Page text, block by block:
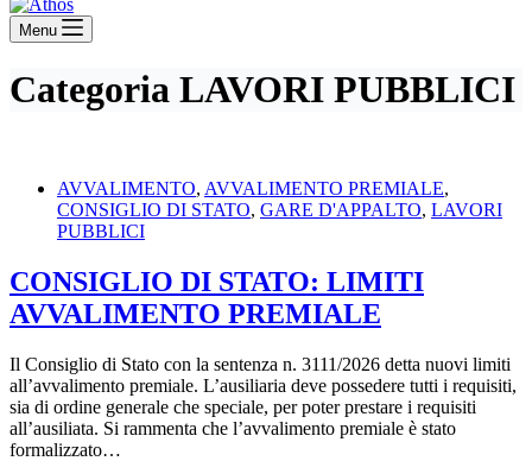
Menu
Categoria LAVORI PUBBLICI
AVVALIMENTO, AVVALIMENTO PREMIALE,
CONSIGLIO DI STATO, GARE D'APPALTO, LAVORI
PUBBLICI
CONSIGLIO DI STATO: LIMITI
AVVALIMENTO PREMIALE
Il Consiglio di Stato con la sentenza n. 3111/2026 detta nuovi limiti
all’avvalimento premiale. L’ausiliaria deve possedere tutti i requisiti,
sia di ordine generale che speciale, per poter prestare i requisiti
all’ausiliata. Si rammenta che l’avvalimento premiale è stato
formalizzato…